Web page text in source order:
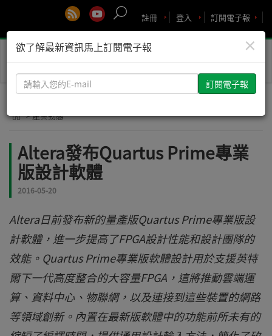
訂閱電子報
登入
註冊
Toggle
> 產業動態
Altera發布Quartus Prime專業
版設計軟體
2016-05-20
Altera日前發布新的量產版Quartus Prime專業版設
計軟體，進一步提高了FPGA設計性能和設計團隊的
效能。Quartus Prime專業版軟體設計用於支援英特
爾下一代高度整合的大容量FPGA，這將推動雲端運
算、資料中心、物聯網，以及連接到這些裝置的網路
等領域創新。內置在最新版軟體中的功能前所未有的
×
欲了解最新資訊馬上訂閱電子報
請
輸
您
E-
mail